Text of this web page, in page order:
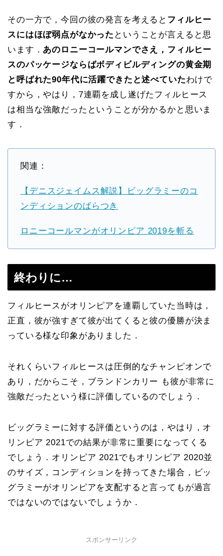
その一方で，今回の彼の発言を考えると フィルヒー
スにはほぼ弱点がなかった ということが言えると思
います． あのロニーコールマンでさえ，フィルヒー
スのパッケージならばボディビルディングの黄金期
と呼ばれた90年代に活躍できたと述べていたわけで
すから，やはり，7連覇を成し遂げたフィルヒース
は相当な強敵だったということが分かるかと思いま
す．
関連：
【デニスジェイムス解説】ビッグラミーのコ
ンディションのばらつき
ロニーコールマンがオリンピア 2019を斬る
終わりに…
フィルヒースがオリンピアを連覇していた当時は，
正直，彼が強すぎて彼が出てくると彼の優勝が決ま
っている様な印象がありました．
それくらいフィルヒースは圧倒的なチャンピオンで
あり，だからこそ，ブランドンカリー も彼が非常に
強敵だったという様に評価しているのでしょう．
ビッグラミーに対する評価というのは，やはり，オ
リンピア 2021での結果が非常に重要になってくる
でしょう．オリンピア 2021でもオリンピア 2020並
のサイズ，コンディションを持ってきた場合，ビッ
グラミーがオリンピアを支配すると言ってもが過言
ではないのではないでしょうか．
スポンサーリンク